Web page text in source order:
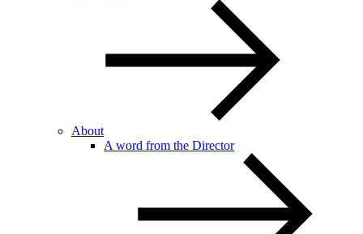
About
A word from the Director